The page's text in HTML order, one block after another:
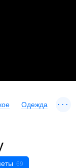
Одежда ...
69